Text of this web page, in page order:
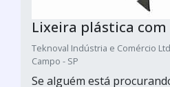
Lixeira plástica com
Teknoval Indústria e Comércio
Campo - SP
Se alguém está